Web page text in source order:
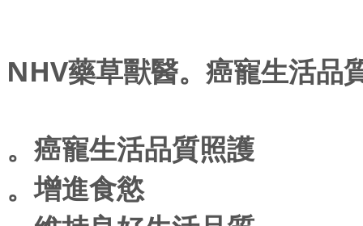
NHV藥草獸醫。癌寵生活品
。癌寵生活品質照護
。增進食慾